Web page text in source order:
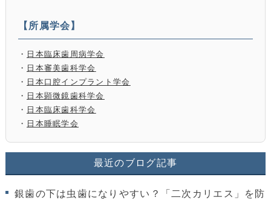
【所属学会】
・ 日本臨床歯周病学会
・ 日本審美歯科学会
・ 日本口腔インプラント学会
・ 日本顕微鏡歯科学会
・ 日本臨床歯科学会
・ 日本睡眠学会
最近のブログ記事
銀歯の下は虫歯になりやすい？「二次カリエス」を防